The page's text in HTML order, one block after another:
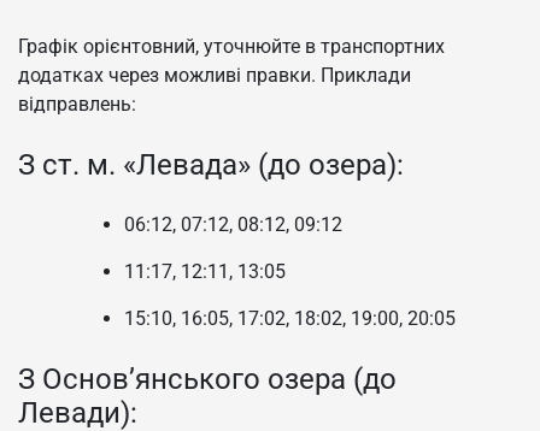
Графік орієнтовний, уточнюйте в транспортних
додатках через можливі правки. Приклади
відправлень:
З ст. м. «Левада» (до озера):
06:12, 07:12, 08:12, 09:12
11:17, 12:11, 13:05
15:10, 16:05, 17:02, 18:02, 19:00, 20:05
З Основ’янського озера (до
Левади):